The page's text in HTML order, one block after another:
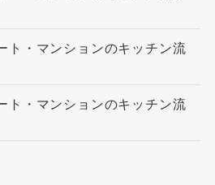
ト・マンションのキッチン流
ト・マンションのキッチン流